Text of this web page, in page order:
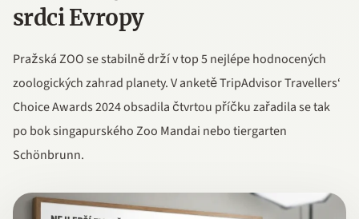
srdci Evropy
Pražská ZOO se stabilně drží v top 5 nejlépe hodnocených
zoologických zahrad planety. V anketě TripAdvisor Travellers‘
Choice Awards 2024 obsadila čtvrtou příčku zařadila se tak
po bok singapurského Zoo Mandai nebo tiergarten
Schönbrunn.